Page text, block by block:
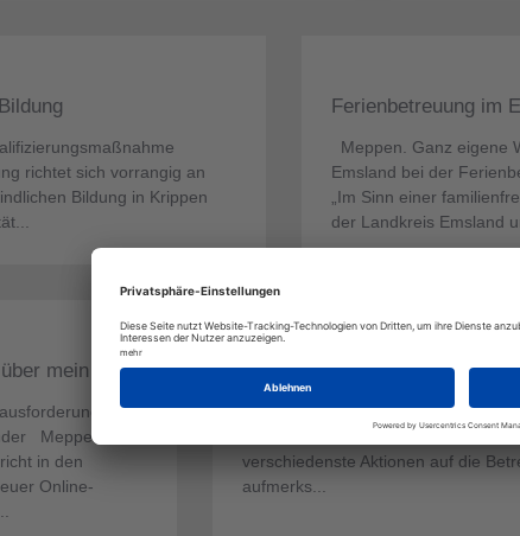
richtet sich vorrangig an
Bildung in Krippen
Ferienbetreuung im
Meppen. Ganz eigene
Emsland bei der
„Im Sinn einer
der Landkreis Emsland
mein Kind?
Meppen. Ein
in den
Online-
Kita
Meppen. Während der
08. Mai 2026 stattfand, machte der
verschiedenste Aktionen auf die
aufmerks...